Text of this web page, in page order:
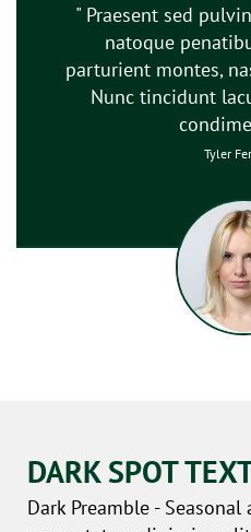
" Praesent sed
natoque
parturient montes,
Nunc tincidunt
Tyler
DARK SPOT
Dark Preamble -